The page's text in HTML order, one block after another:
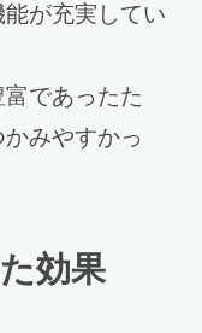
が充実してい
富であったた
みやすかっ
効果